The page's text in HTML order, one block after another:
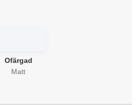
Ofärgad
Matt